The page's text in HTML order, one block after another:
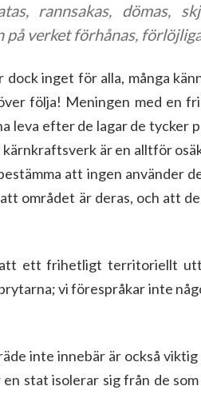
rannsakas, dömas,
verket förhånas,
dock inget för alla, många
följa! Meningen med en
leva efter de lagar de tycker
är en alltför
att ingen använder
området är deras, och att
att ett frihetligt territoriellt
vi förespråkar inte
inte innebär är också
stat isolerar sig från de